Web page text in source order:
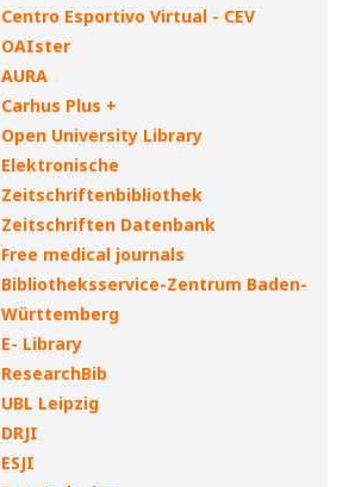
Centro Esportivo Virtual - CEV
OAIster
AURA
Carhus Plus +
Open University Library
Elektronische
Zeitschriftenbibliothek
Zeitschriften Datenbank
Free medical journals
Bibliotheksservice-Zentrum Baden-
Württemberg
E- Library
ResearchBib
UBL Leipzig
DRJI
ESJI